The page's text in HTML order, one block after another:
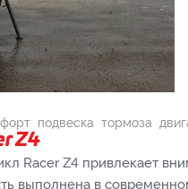
подвеска тормоза
Z4
Racer Z4 привлекает
выполнена в